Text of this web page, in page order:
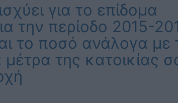
για το επίδομα
την περίοδο 2015-
το ποσό ανάλογα με
της κατοικίας